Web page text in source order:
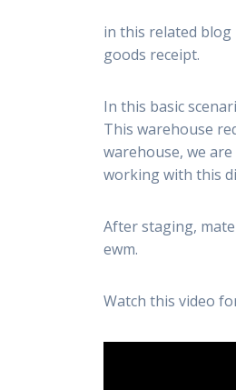
in this related
goods receipt.
In this basic
This warehouse
warehouse, we
working with this
After staging,
ewm.
Watch this video